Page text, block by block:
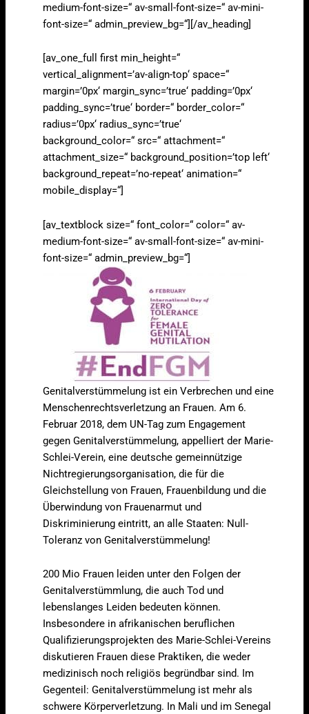
medium-font-size=“ av-small-font-size=“ av-mini-
font-size=“ admin_preview_bg=“][/av_heading]
[av_one_full first min_height=“
vertical_alignment=’av-align-top‘ space=“
margin=’0px‘ margin_sync=’true‘ padding=’0px‘
padding_sync=’true‘ border=“ border_color=“
radius=’0px‘ radius_sync=’true‘
background_color=“ src=“ attachment=“
attachment_size=“ background_position=’top left‘
background_repeat=’no-repeat‘ animation=“
mobile_display=“]
[av_textblock size=“ font_color=“ color=“ av-
medium-font-size=“ av-small-font-size=“ av-mini-
font-size=“ admin_preview_bg=“]
Genitalverstümmelung ist ein Verbrechen und eine
Menschenrechtsverletzung an Frauen. Am 6.
Februar 2018, dem UN-Tag zum Engagement
gegen Genitalverstümmelung, appelliert der Marie-
Schlei-Verein, eine deutsche gemeinnützige
Nichtregierungsorganisation, die für die
Gleichstellung von Frauen, Frauenbildung und die
Überwindung von Frauenarmut und
Diskriminierung eintritt, an alle Staaten: Null-
Toleranz von Genitalverstümmelung!
200 Mio Frauen leiden unter den Folgen der
Genitalverstümmlung, die auch Tod und
lebenslanges Leiden bedeuten können.
Insbesondere in afrikanischen beruflichen
Qualifizierungsprojekten des Marie-Schlei-Vereins
diskutieren Frauen diese Praktiken, die weder
medizinisch noch religiös begründbar sind. Im
Gegenteil: Genitalverstümmelung ist mehr als
schwere Körperverletzung. In Mali und im Senegal